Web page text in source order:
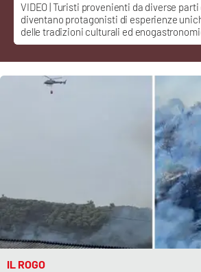
VIDEO
Ambiente
Cronaca
Sanità
Società
VIDEO | Turisti provenienti da diverse parti
diventano protagonisti di esperienze
delle tradizioni culturali ed
IL ROGO